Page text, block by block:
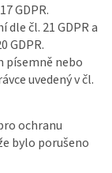
GDPR.
čl. 21 GDPR a
GDPR.
písemně nebo
uvedený v čl.
ochranu
bylo porušeno